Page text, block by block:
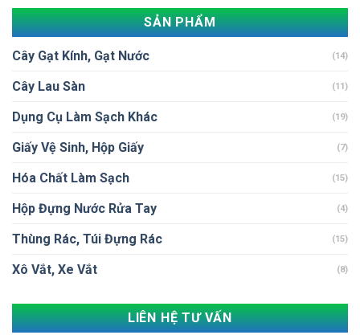
SẢN PHẨM
Cây Gạt Kính, Gạt Nước (14)
Cây Lau Sàn (11)
Dụng Cụ Làm Sạch Khác (19)
Giấy Vệ Sinh, Hộp Giấy (7)
Hóa Chất Làm Sạch (15)
Hộp Đựng Nước Rửa Tay (4)
Thùng Rác, Túi Đựng Rác (15)
Xô Vắt, Xe Vắt (8)
LIÊN HỆ TƯ VẤN